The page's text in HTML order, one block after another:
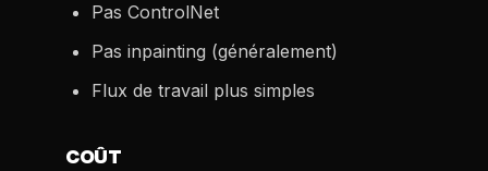
Pas ControlNet
Pas inpainting (généralement)
Flux de travail plus simples
COÛT